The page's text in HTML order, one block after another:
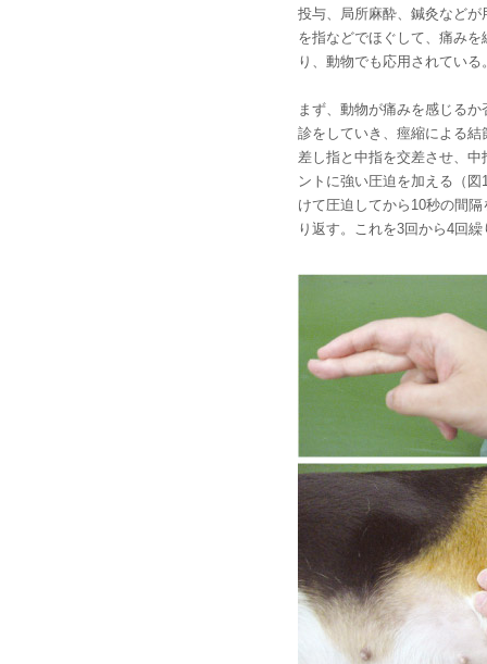
投与、局所麻酔、鍼灸など
を指などでほぐして、痛み
り、動物でも応用されている
まず、動物が痛みを感じる
診をしていき、痙縮による
差し指と中指を交差させ、
ントに強い圧迫を加える（
けて圧迫してから10秒の間
り返す。これを3回から4回繰